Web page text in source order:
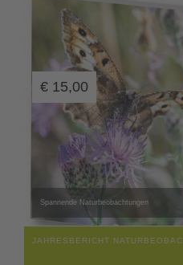
Spannende Naturbeobachtungen
€ 15,00
JAHRESBERICHT